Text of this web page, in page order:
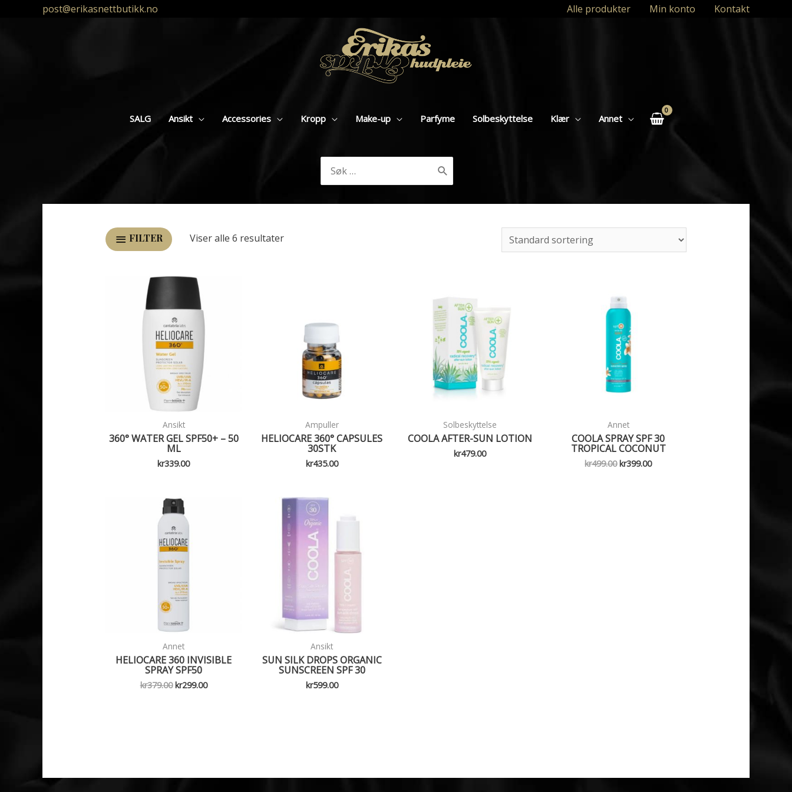
post@erikasnettbutikk.no Alle produkter Min konto Kontakt
SALG Ansikt Accessories Kropp Make-up Parfyme Solbeskyttelse Klær Annet
etter:
FILTER Viser alle 6 resultater
Ansikt
360° WATER GEL SPF50+ – 50
ML
kr339.00
Ampuller
HELIOCARE 360° CAPSULES
30STK
kr435.00
Solbeskyttelse
COOLA AFTER-SUN LOTION
kr479.00
Annet
COOLA SPRAY SPF 30
TROPICAL COCONUT
kr499.00Opprinnelig
kr399.00Nåværende
Annet
HELIOCARE 360 INVISIBLE
SPRAY SPF50
kr379.00 Opprinnelig
kr299.00Nåværende
Ansikt
SUN SILK DROPS ORGANIC
SUNSCREEN SPF 30
kr599.00